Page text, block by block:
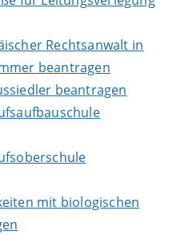
Rechtsanwalt in
beantragen
beantragen
mit biologischen